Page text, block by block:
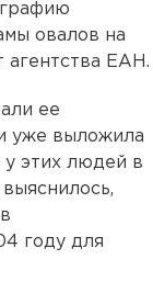
овалов на
агентства ЕАН.
ее
уже выложила
у этих людей в
году для